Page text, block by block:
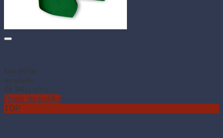
Kód: 89106
Na sklade
€6.94 (s DPH)
Pridať do košíka
TOP